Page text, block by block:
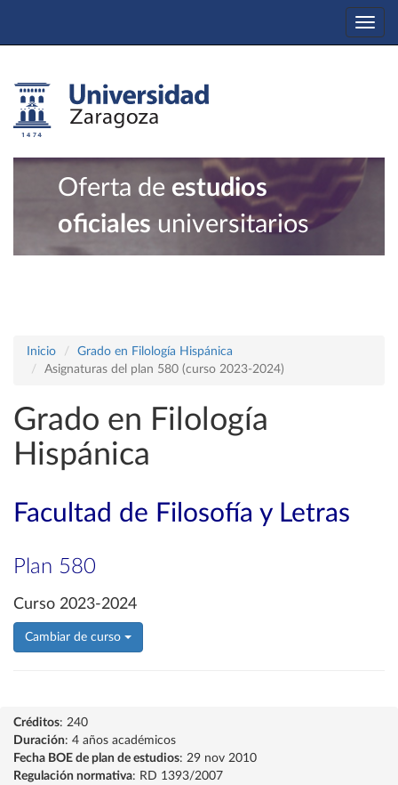
Oferta de estudios
oficiales universitarios
Inicio
Grado en Filología Hispánica
Asignaturas del plan 580 (curso 2023-2024)
Grado en Filología
Hispánica
Facultad de Filosofía y Letras
Plan 580
Curso 2023-2024
Cambiar de curso
Créditos: 240
Duración: 4 años académicos
Fecha BOE de plan de estudios: 29 nov 2010
Regulación normativa: RD 1393/2007